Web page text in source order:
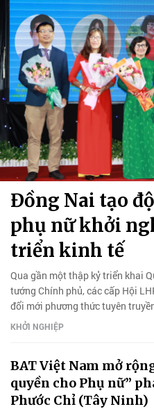
Đồng Nai tạo
phụ nữ khởi
triển kinh tế
Qua gần một thập kỷ triển khai
tướng Chính phủ, các cấp Hội
đổi mới phương thức tuyên
nhận thức về khởi nghiệp, phát
KHỞI NGHIỆP
BAT Việt Nam mở
quyền cho Phụ nữ”
Phước Chỉ (Tây Ninh)